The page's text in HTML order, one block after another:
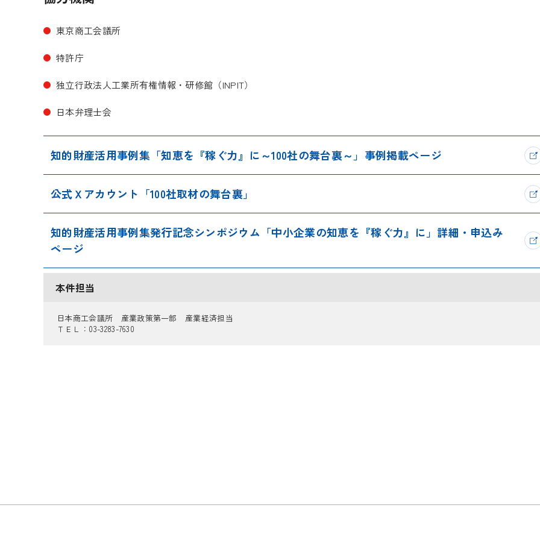
東京商工会議所
特許庁
独立行政法人工業所有権情報・研修館（INPIT）
日本弁理士会
知的財産活用事例集「知恵を『稼ぐ力』に～100社の舞台裏～」事例掲載ページ
公式Ｘアカウント「100社取材の舞台裏」
知的財産活用事例集発行記念シンポジウム「中小企業の知恵を『稼ぐ力』に」詳細・申込み
ページ
本件担当
日本商工会議所 産業政策第一部 産業経済担当
ＴＥＬ：03-3283-7630